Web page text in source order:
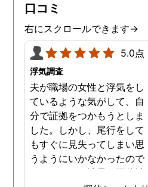
口コミ
右にスクロールできます→
5.0点
浮気調査
夫が職場の女性と浮気をし
ているような気がして、自
分で証拠をつかもうとしま
した。しかし、尾行をして
もすぐに見失ってしまい思
うようにいかなかったので
す。それで、地元の探偵社